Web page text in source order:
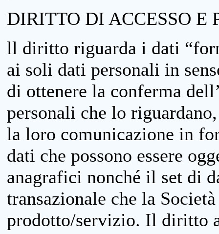
DIRITTO DI ACCESSO
ll diritto riguarda i dati
ai soli dati personali in
di ottenere la conferma
personali che lo
la loro comunicazione in
dati che possono essere
anagrafici nonché il set di
transazionale che la
prodotto/servizio. Il diritto